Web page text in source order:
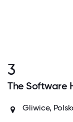
3
The Software
Gliwice,